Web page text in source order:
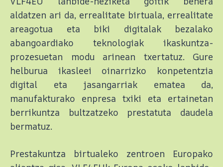
aldatzen ari da, errealitate birtuala, errealitate
areagotua eta biki digitalak bezalako
abangoardiako teknologiak ikaskuntza-
prozesuetan modu arinean txertatuz. Gure
helburua ikasleei oinarrizko konpetentzia
digital eta jasangarriak ematea da,
manufakturako enpresa txiki eta ertainetan
berrikuntza bultzatzeko prestatuta daudela
bermatuz.
Prestakuntza birtualeko zentroen Europako